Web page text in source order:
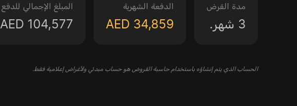
مدة القرض
3 شهر.
الدفعة الشهرية
AED 34,859
المبلغ الإجمالي للدفع
AED 104,577
الحساب الذي يتم إنشاؤه باستخدام حاسبة القروض هو حساب مبدئي ولأغراض إعلامية فقط.